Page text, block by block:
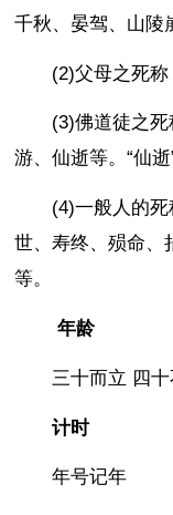
千秋、晏驾、山陵
(2)父母之死称
(3)佛道徒之
游、仙逝等。“仙
(4)一般人的
世、寿终、殒命、
等。
年龄
三十而立 四
计时
年号记年